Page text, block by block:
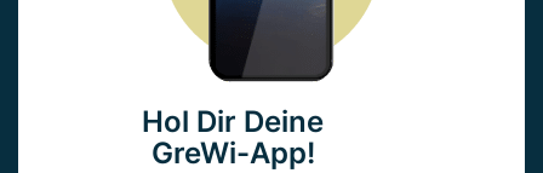
Hol Dir Deine
GreWi-App!